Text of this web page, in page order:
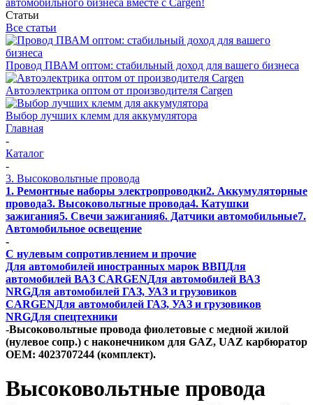
автомобильного бизнеса вместе с Cargen!
Статьи
Все статьи
Провод ПВАМ оптом: стабильный доход для вашего бизнеса
Автоэлектрика оптом от производителя Cargen
Выбор лучших клемм для аккумулятора
Главная
-
Каталог
-
3. Высоковольтные провода
1. Ремонтные наборы электропроводки2. Аккумуляторные
провода3. Высоковольтные провода4. Катушки
зажигания5. Свечи зажигания6. Датчики автомобильные7.
Автомобильное освещение
-
С нулевым сопротивлением и прочие
Для автомобилей иностранных марок ВВПДля
автомобилей ВАЗ CARGENДля автомобилей ВАЗ
NRGДля автомобилей ГАЗ, УАЗ и грузовиков
CARGENДля автомобилей ГАЗ, УАЗ и грузовиков
NRGДля спецтехники
-Высоковольтные провода фиолетовые с медной жилой
(нулевое сопр.) с наконечником для GAZ, UAZ карбюратор
OEM: 4023707244 (комплект).
Высоковольтные провода